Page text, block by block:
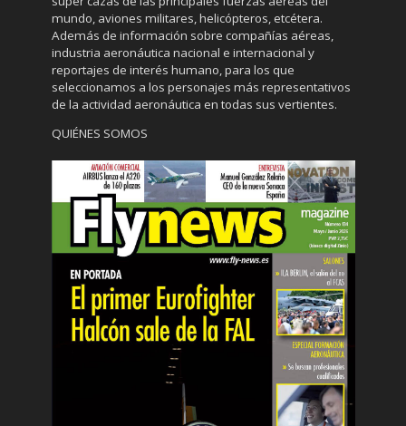
mundo, aviones militares, helicópteros, etcétera.
Además de información sobre compañías aéreas,
industria aeronáutica nacional e internacional y
reportajes de interés humano, para los que
seleccionamos a los personajes más representativos
de la actividad aeronáutica en todas sus vertientes.
QUIÉNES SOMOS